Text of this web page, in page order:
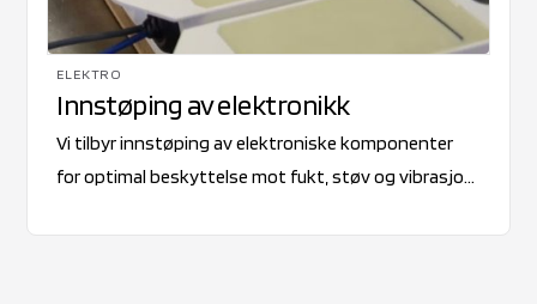
ELEKTRO
Innstøping av elektronikk
Vi tilbyr innstøping av elektroniske komponenter
for optimal beskyttelse mot fukt, støv og vibrasjon.